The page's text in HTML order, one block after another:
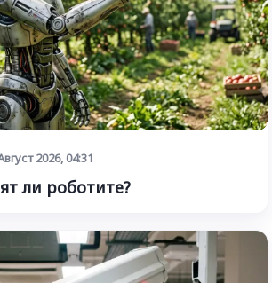
2026, 04:31
ли роботите?